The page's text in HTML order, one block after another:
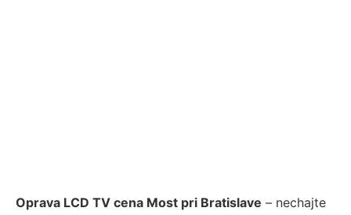
Oprava LCD TV cena Most pri Bratislave – nechajte